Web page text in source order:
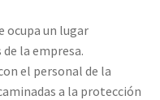
ocupa un lugar
la empresa.
el personal de la
a la protección